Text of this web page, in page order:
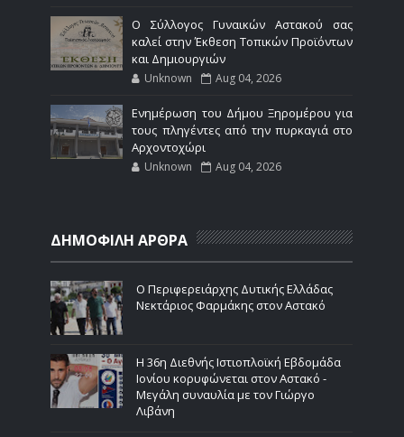
Ο Σύλλογος Γυναικών Αστακού σας
καλεί στην Έκθεση Τοπικών Προϊόντων
και Δημιουργιών
Unknown Aug 04, 2026
Ενημέρωση του Δήμου Ξηρομέρου για
τους πληγέντες από την πυρκαγιά στο
Αρχοντοχώρι
Unknown Aug 04, 2026
ΔΗΜΟΦΙΛΗ ΑΡΘΡΑ
Ο Περιφερειάρχης Δυτικής Ελλάδας
Νεκτάριος Φαρμάκης στον Αστακό
Η 36η Διεθνής Ιστιοπλοϊκή Εβδομάδα
Ιονίου κορυφώνεται στον Αστακό -
Μεγάλη συναυλία με τον Γιώργο
Λιβάνη